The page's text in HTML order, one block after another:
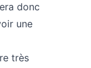
donc
une
très